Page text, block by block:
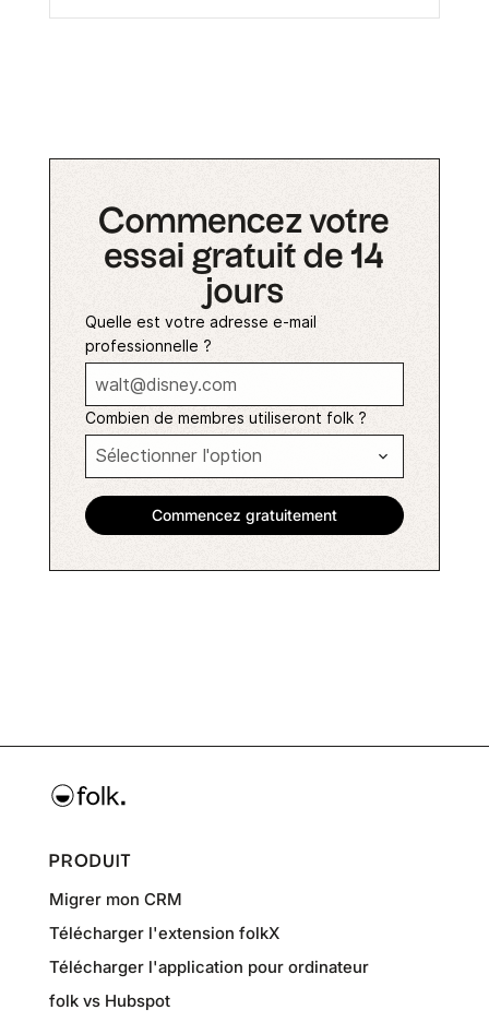
Commencez votre
essai gratuit de 14
jours
Quelle est votre adresse e-mail
professionnelle ?
Combien de membres utiliseront folk ?
PRODUIT
Migrer mon CRM
Télécharger l'extension folkX
Télécharger l'application pour ordinateur
folk vs Hubspot